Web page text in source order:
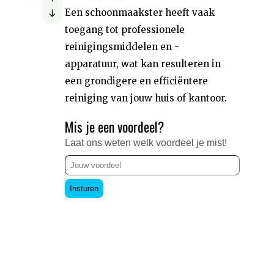
Een schoonmaakster heeft vaak
toegang tot professionele
reinigingsmiddelen en -
apparatuur, wat kan resulteren in
een grondigere en efficiëntere
reiniging van jouw huis of kantoor.
Mis je een voordeel?
Laat ons weten welk voordeel je mist!
Insturen